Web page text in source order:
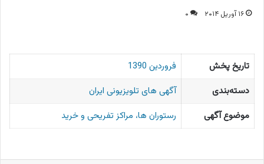
۱۶ آوریل ۲۰۱۴ ۰
تاریخ پخش
فروردین 1390
دسته‌بندی
آگهی های تلویزیونی ایران
موضوع آگهی
رستوران ها، مراکز تفریحی و خرید